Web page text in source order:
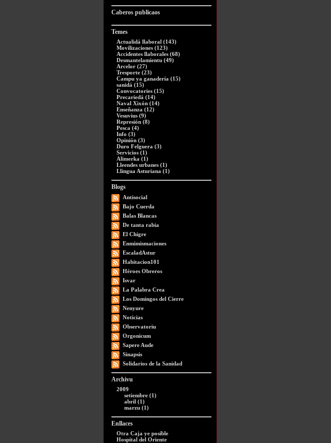
Caberos publicaos
Temes
Actualidá llaboral (143)
Movilizaciones (123)
Accidentes llaborales (68)
Desmantelamientu (49)
Arcelor (27)
Tresporte (23)
Campu ya ganadería (15)
sanidá (15)
Convocatories (15)
Precariedá (14)
Naval Xixón (14)
Enseñanza (12)
Vesuvius (9)
Represión (8)
Pesca (4)
Info (3)
Opinión (3)
Duro Felguera (3)
Servicios (1)
Alimerka (1)
Lleendes urbanes (1)
Llingua Asturiana (1)
Blogs
Antisocial
Bajo Cuerda
Balas Blancas
De tanta rabia
El Chigre
Enmimismaciones
EscaladAstur
Habitacion101
Héroes Obreros
Isvar
La Palabra Crea
Los Domingos del Cierre
Nenyure
Noticias
Observatoriu
Orgonicum
Sapere Aude
Sinapsis
Solidarios de la Sanidad
Archivu
2009
setiembre (1)
abril (1)
marzu (1)
Enllaces
Otra Caja ye posible
Hospital del Oriente